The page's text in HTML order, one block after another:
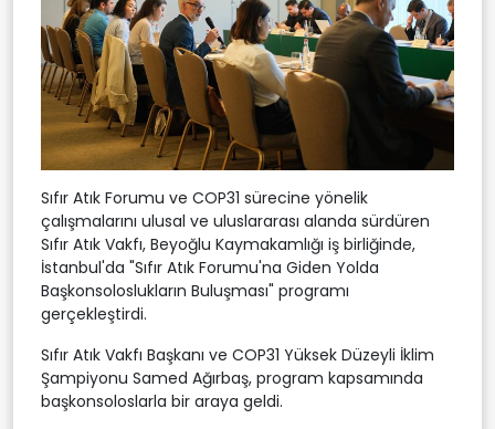
Sıfır Atık Forumu ve COP31 sürecine yönelik
çalışmalarını ulusal ve uluslararası alanda sürdüren
Sıfır Atık Vakfı, Beyoğlu Kaymakamlığı iş birliğinde,
İstanbul'da "Sıfır Atık Forumu'na Giden Yolda
Başkonsoloslukların Buluşması" programı
gerçekleştirdi.
Sıfır Atık Vakfı Başkanı ve COP31 Yüksek Düzeyli İklim
Şampiyonu Samed Ağırbaş, program kapsamında
başkonsoloslarla bir araya geldi.